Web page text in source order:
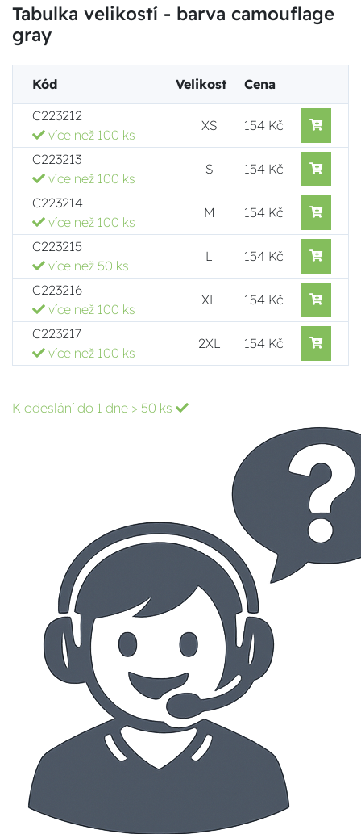
Tabulka velikostí - barva camouflage
gray
Kód Velikost
Cena
C223212
více než 100 ks
XS 154 Kč
C223213
více než 100 ks
S 154 Kč
C223214
více než 100 ks
M 154 Kč
C223215
více než 50 ks
L 154 Kč
C223216
více než 100 ks
XL 154 Kč
C223217
více než 100 ks
2XL 154 Kč
K odeslání do 1 dne > 50 ks